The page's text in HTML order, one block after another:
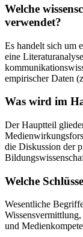
Welche
verwendet?
Es handelt sich um
eine
empirischer Daten
Was wird im
Der Hauptteil
die Diskussion der
Welche
Wesentliche
und